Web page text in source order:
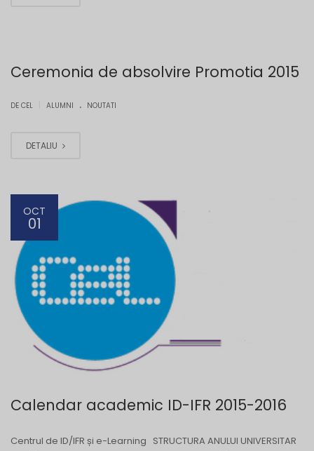
Ceremonia de absolvire Promotia 2015
DE CEL ALUMNI . NOUTATI
DETALIU
OCT
01
Calendar academic ID-IFR 2015-2016
Centrul de ID/IFR și e-Learning STRUCTURA ANULUI UNIVERSITAR